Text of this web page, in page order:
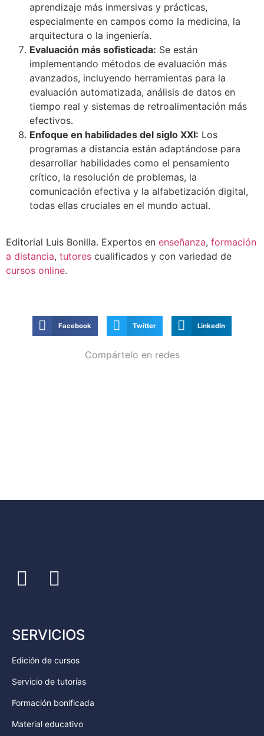
aprendizaje más inmersivas y prácticas,
especialmente en campos como la medicina, la
arquitectura o la ingeniería.
Evaluación más sofisticada: Se están
implementando métodos de evaluación más
avanzados, incluyendo herramientas para la
evaluación automatizada, análisis de datos en
tiempo real y sistemas de retroalimentación más
efectivos.
Enfoque en habilidades del siglo XXI: Los
programas a distancia están adaptándose para
desarrollar habilidades como el pensamiento
crítico, la resolución de problemas, la
comunicación efectiva y la alfabetización digital,
todas ellas cruciales en el mundo actual.
Editorial Luis Bonilla. Expertos en enseñanza, formación
a distancia, tutores cualificados y con variedad de
cursos online.
Facebook Twitter LinkedIn
Compártelo en redes
SERVICIOS
Edición de cursos
Servicio de tutorías
Formación bonificada
Material educativo